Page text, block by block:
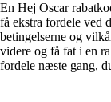
En Hej Oscar
få ekstra fordele ved
betingelserne og
videre og få fat i en
fordele næste gang,